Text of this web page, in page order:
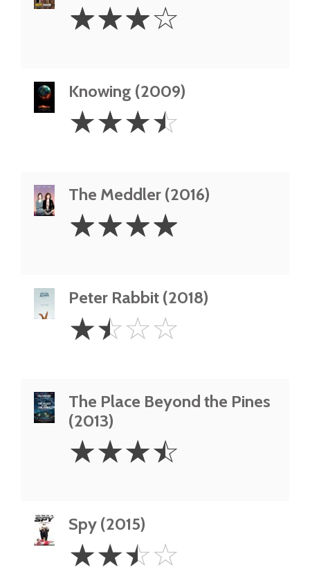
Stars
☆☆☆☆
Knowing (2009)
3.5
Stars
☆☆☆☆
The Meddler (2016)
Stars
☆☆☆☆
Peter Rabbit (2018)
1.5
Stars
☆☆☆☆
The Place Beyond the Pines
(2013)
3.5
Stars
☆☆☆☆
Spy (2015)
2.5
Stars
☆☆☆☆